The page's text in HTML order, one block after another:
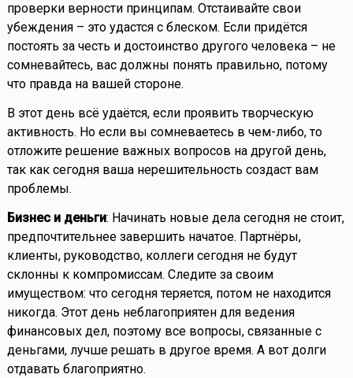
проверки верности принципам. Отстаивайте свои
убеждения – это удастся с блеском. Если придётся
постоять за честь и достоинство другого человека – не
сомневайтесь, вас должны понять правильно, потому
что правда на вашей стороне.
В этот день всё удаётся, если проявить творческую
активность. Но если вы сомневаетесь в чем-либо, то
отложите решение важных вопросов на другой день,
так как сегодня ваша нерешительность создаст вам
проблемы.
Бизнес и деньги: Начинать новые дела сегодня не стоит,
предпочтительнее завершить начатое. Партнёры,
клиенты, руководство, коллеги сегодня не будут
склонны к компромиссам. Следите за своим
имуществом: что сегодня теряется, потом не находится
никогда. Этот день неблагоприятен для ведения
финансовых дел, поэтому все вопросы, связанные с
деньгами, лучше решать в другое время. А вот долги
отдавать благоприятно.